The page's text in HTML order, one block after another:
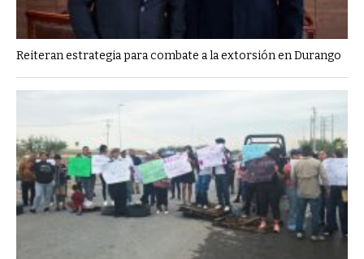
Reiteran estrategia para combate a la extorsión en Durango